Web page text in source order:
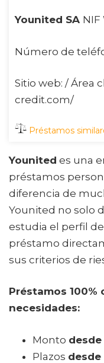
Younited SA NIF
Número de
Sitio web: / Área
credit.com/
Préstamos
Younited es una
préstamos
diferencia de
Younited no solo
estudia el perfil
préstamo
sus criterios de
Préstamos
necesidades:
Monto desde
Plazos desde